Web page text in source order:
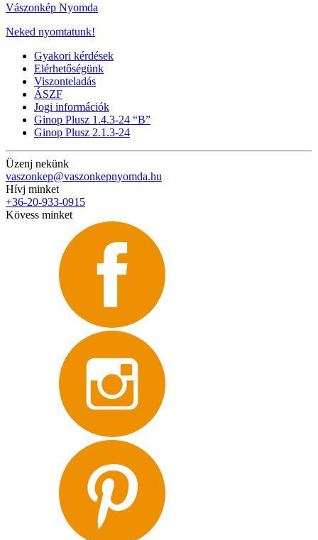
Vászonkép Nyomda
Neked nyomtatunk!
Gyakori kérdések
Elérhetőségünk
Viszonteladás
ÁSZF
Jogi információk
Ginop Plusz 1.4.3-24 “B”
Ginop Plusz 2.1.3-24
Üzenj nekünk
vaszonkep@vaszonkepnyomda.hu
Hívj minket
+36-20-933-0915
Kövess minket